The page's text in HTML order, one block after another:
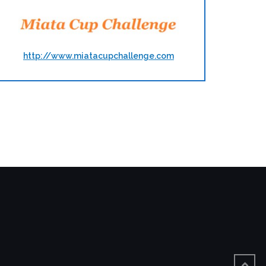
http://www.miatacupchallenge.com